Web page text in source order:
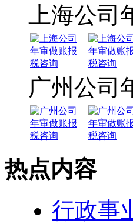
上海公
广州公司
热点内容
行政事